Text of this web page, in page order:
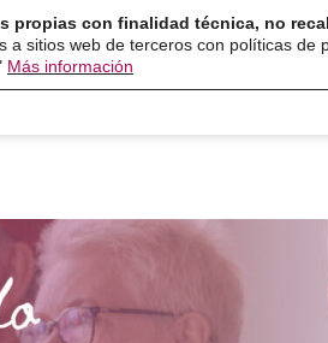
Fundación Servicios
propias con finalidad técnica, no
a sitios web de terceros con políticas
Más información